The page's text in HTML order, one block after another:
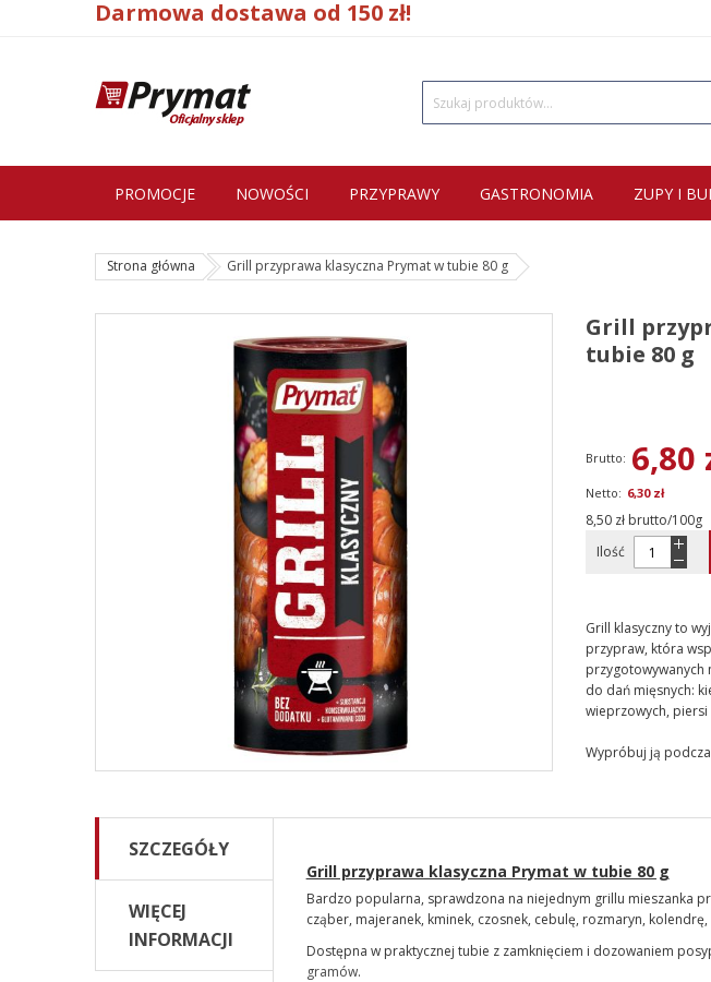
Darmowa dostawa od 150 zł!
PROMOCJE NOWOŚCI PRZYPRAWY GASTRONOMIA ZUPY I
Strona główna Grill przyprawa klasyczna Prymat w tubie 80 g
Grill
tubie 80 g
6,80
6,30 zł
8,50 zł brutto/100g
Ilość
Grill klasyczny to
przypraw, która
przygotowywanych
do dań mięsnych:
wieprzowych, piersi
Wypróbuj ją
SZCZEGÓŁY
WIĘCEJ
INFORMACJI
Grill przyprawa klasyczna Prymat w tubie 80 g
Bardzo popularna, sprawdzona na niejednym grillu mieszanka
cząber, majeranek, kminek, czosnek, cebulę, rozmaryn,
Dostępna w praktycznej tubie z zamknięciem i dozowaniem
gramów.